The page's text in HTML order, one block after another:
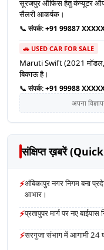
सूरजपुर ऑफिस हेतु कंप्यूटर
सैलरी आकर्षक।
📞 संपर्क:+91 99887
🚗 USED CAR FOR SALE
Maruti Swift (2021
बिकाऊ है।
📞 संपर्क:+91 99988
अपना
संक्षिप्त ख़बरें
⚡अंबिकापुर नगर निगम बना
आभार।
⚡प्रतापुपर मार्ग पर नए बाईपास
⚡सरगुजा संभाग में आगामी 24